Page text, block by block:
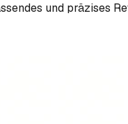
und präzises